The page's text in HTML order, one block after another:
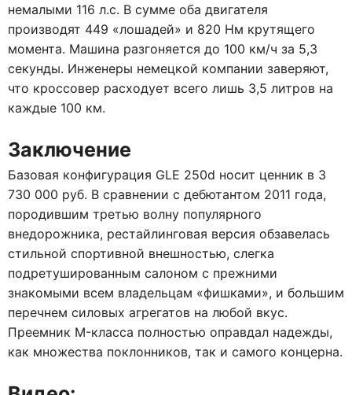
немалыми 116 л.с. В сумме оба двигателя
производят 449 «лошадей» и 820 Нм крутящего
момента. Машина разгоняется до 100 км/ч за 5,3
секунды. Инженеры немецкой компании заверяют,
что кроссовер расходует всего лишь 3,5 литров на
каждые 100 км.
Заключение
Базовая конфигурация GLE 250d носит ценник в 3
730 000 руб. В сравнении с дебютантом 2011 года,
породившим третью волну популярного
внедорожника, рестайлинговая версия обзавелась
стильной спортивной внешностью, слегка
подретушированным салоном с прежними
знакомыми всем владельцам «фишками», и большим
перечнем силовых агрегатов на любой вкус.
Преемник M-класса полностью оправдал надежды,
как множества поклонников, так и самого концерна.